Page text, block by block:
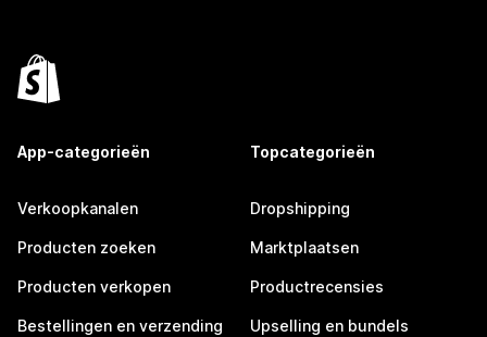
App-categorieën
Verkoopkanalen
Producten zoeken
Producten verkopen
Bestellingen en verzending
Topcategorieën
Dropshipping
Marktplaatsen
Productrecensies
Upselling en bundels